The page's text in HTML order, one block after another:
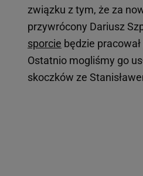
związku z tym, że za
przywrócony Dariusz
sporcie będzie
Ostatnio mogliśmy go
skoczków ze